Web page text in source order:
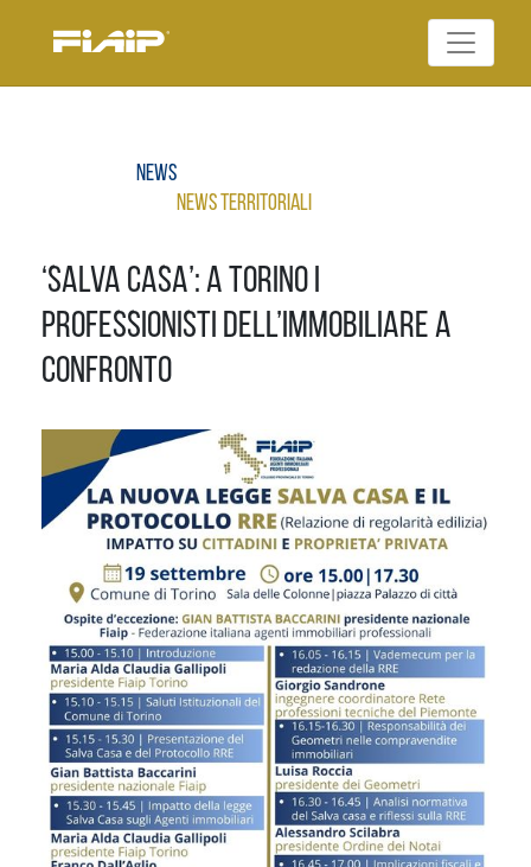
Federazione Italiana
News
News Territoriali
‘SALVA CASA’: A TORINO I
PROFESSIONISTI DELL’IMMOBILIARE A
CONFRONTO